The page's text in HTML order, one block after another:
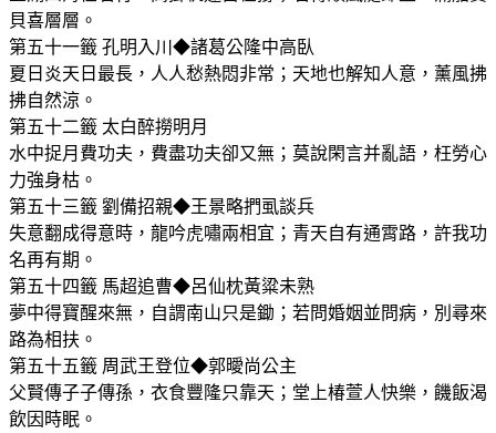
貝喜層層。
第五十一籤 孔明入川◆諸葛公隆中高臥
夏日炎天日最長，人人愁熱悶非常；天地也解知人意，薰風拂
拂自然涼。
第五十二籤 太白醉撈明月
水中捉月費功夫，費盡功夫卻又無；莫說閑言并亂語，枉勞心
力強身枯。
第五十三籤 劉備招親◆王景略捫虱談兵
失意翻成得意時，龍吟虎嘯兩相宜；青天自有通霄路，許我功
名再有期。
第五十四籤 馬超追曹◆呂仙枕黃粱未熟
夢中得寶醒來無，自謂南山只是鋤；若問婚姻並問病，別尋來
路為相扶。
第五十五籤 周武王登位◆郭曖尚公主
父賢傳子子傳孫，衣食豐隆只靠天；堂上椿萱人快樂，饑飯渴
飲因時眠。